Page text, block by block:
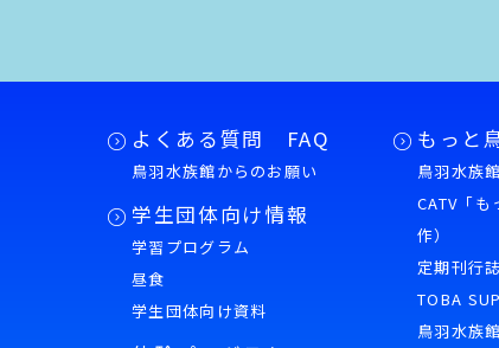
よくある質問 FAQ
鳥羽水族館からのお願い
学生団体向け情報
学習プログラム
昼食
学生団体向け資料
もっと
鳥羽水族
CATV「
作）
定期刊行
TOBA
鳥羽水族